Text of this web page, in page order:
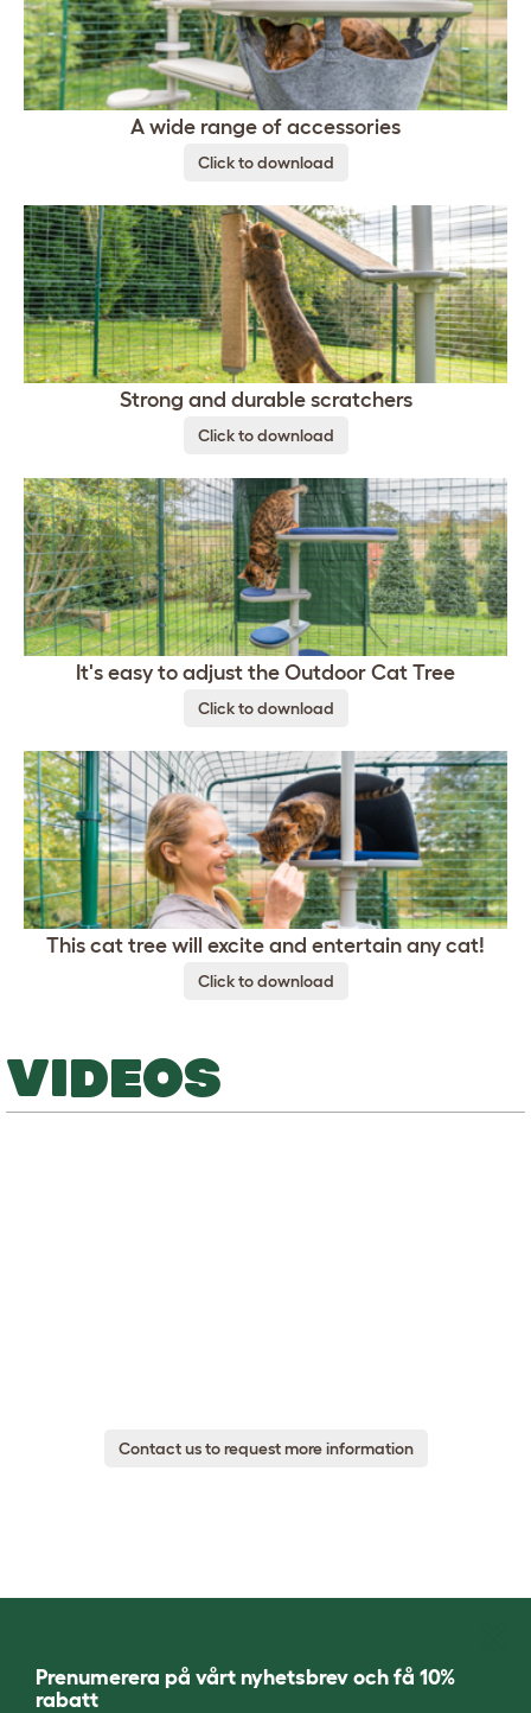
A wide range of accessories
Click to download
Strong and durable scratchers
Click to download
It's easy to adjust the Outdoor Cat Tree
Click to download
This cat tree will excite and entertain any cat!
Click to download
VIDEOS
Contact us to request more information
Prenumerera på vårt nyhetsbrev och få 10%
rabatt